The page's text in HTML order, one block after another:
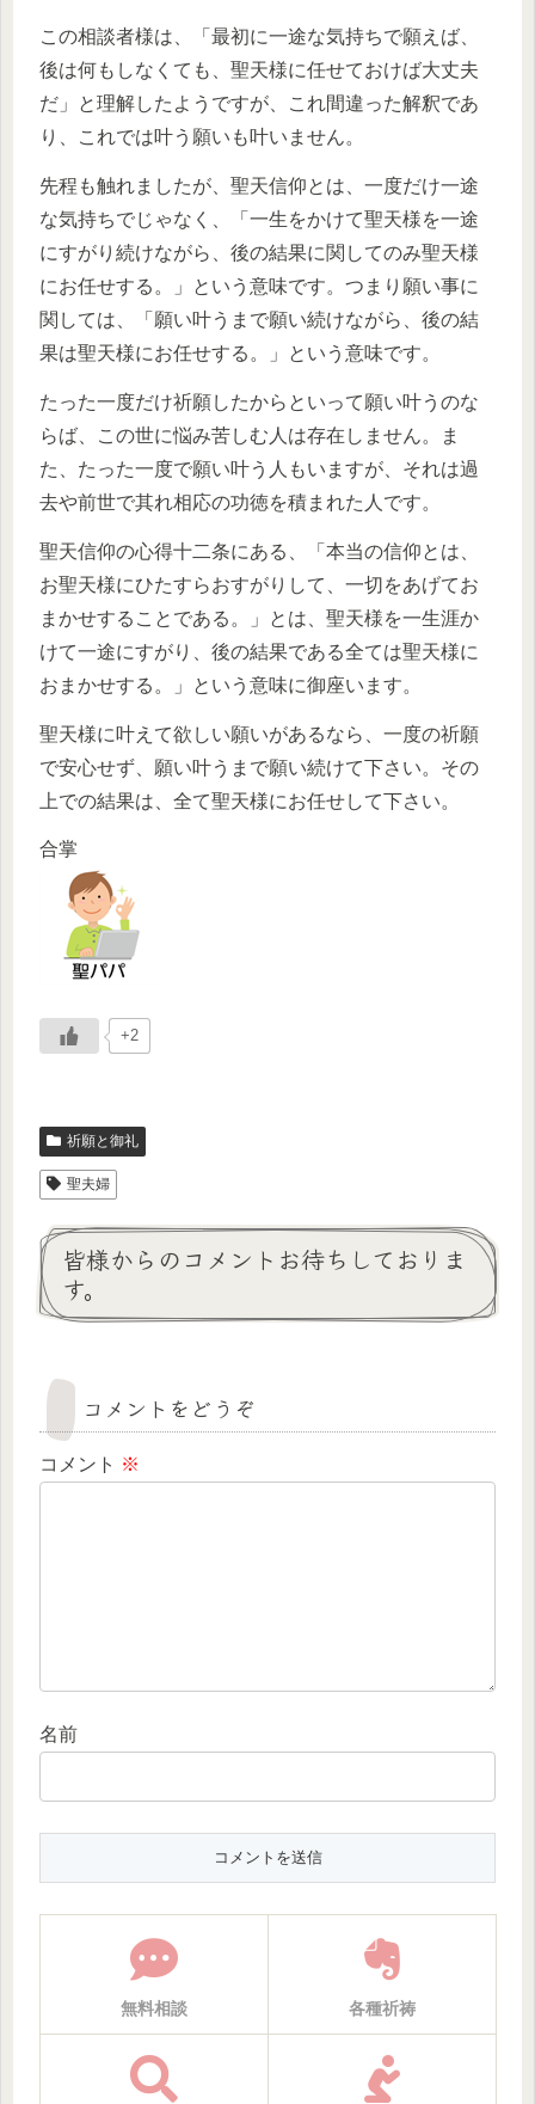
この相談者様は、「最初に一途な気持ちで願えば、
後は何もしなくても、聖天様に任せておけば大丈夫
だ」と理解したようですが、これ間違った解釈であ
り、これでは叶う願いも叶いません。
先程も触れましたが、聖天信仰とは、一度だけ一途
な気持ちでじゃなく、「一生をかけて聖天様を一途
にすがり続けながら、後の結果に関してのみ聖天様
にお任せする。」という意味です。つまり願い事に
関しては、「願い叶うまで願い続けながら、後の結
果は聖天様にお任せする。」という意味です。
たった一度だけ祈願したからといって願い叶うのな
らば、この世に悩み苦しむ人は存在しません。ま
た、たった一度で願い叶う人もいますが、それは過
去や前世で其れ相応の功徳を積まれた人です。
聖天信仰の心得十二条にある、「本当の信仰とは、
お聖天様にひたすらおすがりして、一切をあげてお
まかせすることである。」とは、聖天様を一生涯か
けて一途にすがり、後の結果である全ては聖天様に
おまかせする。」という意味に御座います。
聖天様に叶えて欲しい願いがあるなら、一度の祈願
で安心せず、願い叶うまで願い続けて下さい。その
上での結果は、全て聖天様にお任せして下さい。
合掌
+2
祈願と御礼
聖夫婦
皆様からのコメントお待ちしておりま
す。
コメントをどうぞ
コメント ※
名前
無料相談 各種祈祷